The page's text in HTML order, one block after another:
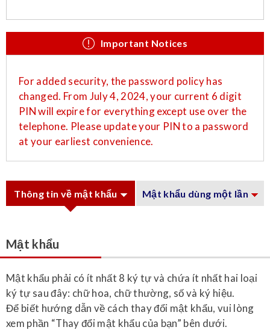
Important Notices
For added security, the password policy has
changed. From July 4, 2024, your current 6 digit
PIN will expire for everything except use over the
telephone. Please update your PIN to a password
at your earliest convenience.
Thông tin về mật khẩu Mật khẩu dùng một lần
Mật khẩu
Mật khẩu phải có ít nhất 8 ký tự và chứa ít nhất hai loại
ký tự sau đây: chữ hoa, chữ thường, số và ký hiệu.
Để biết hướng dẫn về cách thay đổi mật khẩu, vui lòng
xem phần “Thay đổi mật khẩu của bạn” bên dưới.